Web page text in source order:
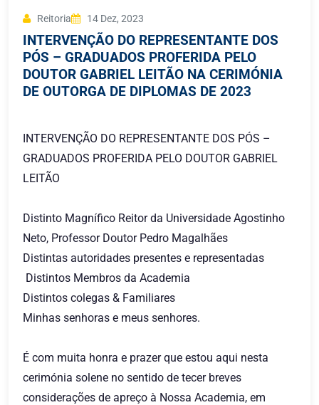
Reitoria 14 Dez, 2023
INTERVENÇÃO DO REPRESENTANTE DOS
PÓS – GRADUADOS PROFERIDA PELO
DOUTOR GABRIEL LEITÃO NA CERIMÓNIA
DE OUTORGA DE DIPLOMAS DE 2023
INTERVENÇÃO DO REPRESENTANTE DOS PÓS –
GRADUADOS PROFERIDA PELO DOUTOR GABRIEL
LEITÃO
Distinto Magnífico Reitor da Universidade Agostinho
Neto, Professor Doutor Pedro Magalhães
Distintas autoridades presentes e representadas
Distintos Membros da Academia
Distintos colegas & Familiares
Minhas senhoras e meus senhores.
É com muita honra e prazer que estou aqui nesta
cerimónia solene no sentido de tecer breves
considerações de apreço à Nossa Academia, em